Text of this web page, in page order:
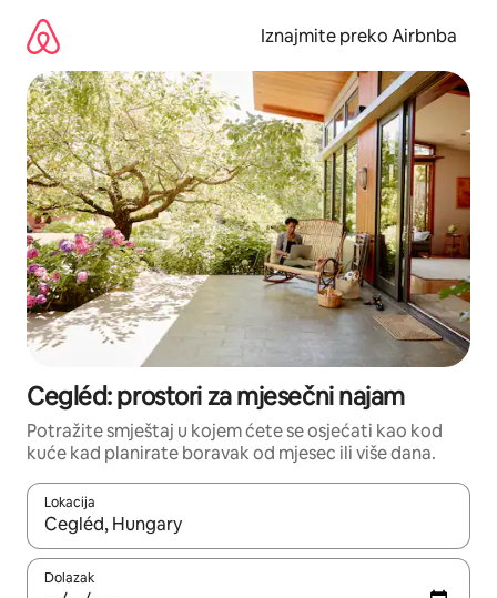
sadržaj
Iznajmite preko Airbnba
Cegléd: prostori za mjesečni najam
Potražite smještaj u kojem ćete se osjećati kao kod
kuće kad planirate boravak od mjesec ili više dana.
Lokacija
Kada budu dostupni rezultati, moći ćete ih pregledati
Dolazak